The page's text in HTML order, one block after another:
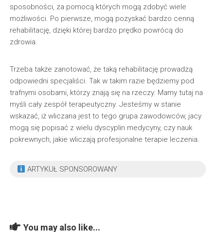
sposobności, za pomocą których mogą zdobyć wiele
możliwości. Po pierwsze, mogą pozyskać bardzo cenną
rehabilitację, dzięki której bardzo prędko powrócą do
zdrowia.
Trzeba także zanotować, że taką rehabilitację prowadzą
odpowiedni specjaliści. Tak w takim razie będziemy pod
trafnymi osobami, którzy znają się na rzeczy. Mamy tutaj na
myśli cały zespół terapeutyczny. Jesteśmy w stanie
wskazać, iż wliczana jest to tego grupa zawodowców, jacy
mogą się popisać z wielu dyscyplin medycyny, czy nauk
pokrewnych, jakie wliczają profesjonalne terapie leczenia.
ARTYKUŁ SPONSOROWANY
You may also like...